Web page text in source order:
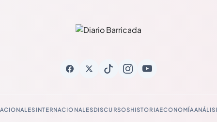
INTERNACIONALESDISCURSOSHISTORIAECONOMÍA